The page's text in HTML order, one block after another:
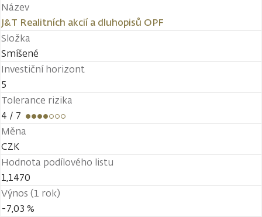
Název
J&T Realitních akcií a dluhopisů OPF
Složka
Smíšené
Investiční horizont
5
Tolerance rizika
4 / 7
Měna
CZK
Hodnota podílového listu
1,1470
Výnos (1 rok)
-7,03 %